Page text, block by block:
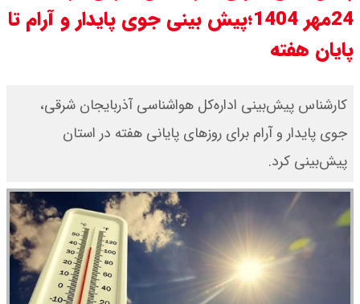
قیمت طلا ۱۸ عیار امروز جمعه ۱۶ مرداد
قیمت نفت امروز جمعه ۱۶ مرداد ۱۴۰۵
/ نفت صعودی شد + جدول
24مهر 1404؛پیش بینی جوی پایدار و آرام تا
پایان هفته
​کارشناس پیش‌بینی اداره‌کل هواشناسی آذربایجان‌ شرقی،
جوی پایدار و آرام برای روزهای پایانی هفته در استان
پیش‌بینی کرد.